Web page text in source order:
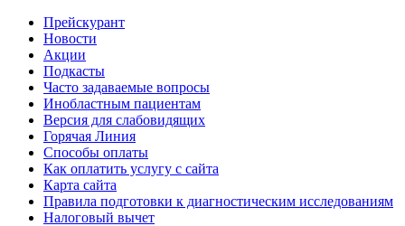
Прейскурант
Новости
Акции
Подкасты
Часто задаваемые вопросы
Инобластным пациентам
Версия для слабовидящих
Горячая Линия
Способы оплаты
Как оплатить услугу с сайта
Карта сайта
Правила подготовки к диагностическим исследованиям
Налоговый вычет